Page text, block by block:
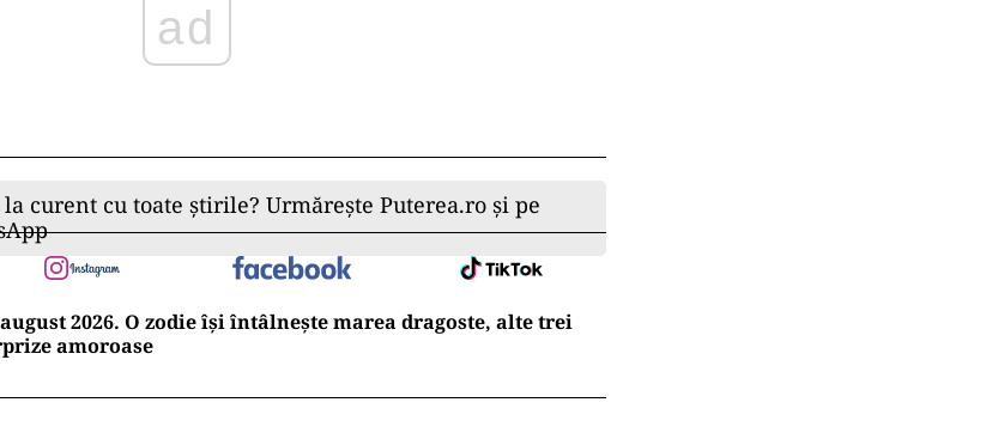
ad
curent cu toate știrile? Urmărește Puterea.ro și pe
2026. O zodie își întâlnește marea dragoste, alte trei
amoroase